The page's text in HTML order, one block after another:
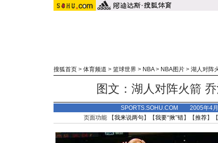
搜狐首页 > 体育频道 > 篮球世界 > NBA> NBA图片 > 湖人对阵
图文：湖人对阵火箭
SPORTS.SOHU.COM 2005年4
页面功能 【我来说两句 】【我要“揪”错】【推荐】